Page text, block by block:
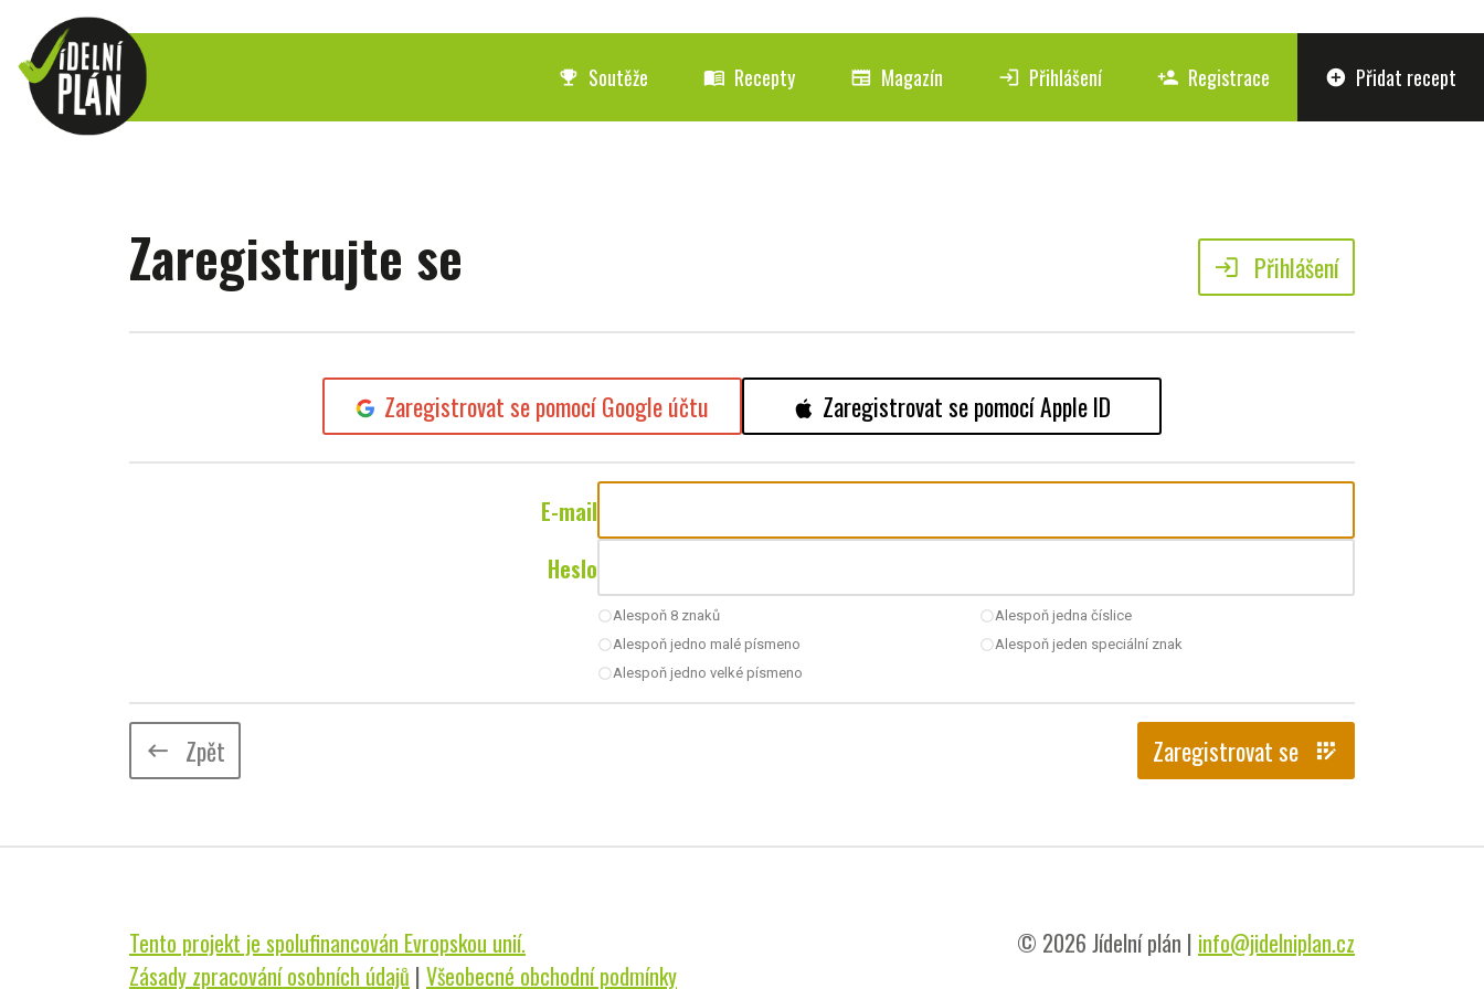
emoji_events Soutěže menu_book Recepty newspaper Magazín login Přihlášení person_add Registrace add_circle Přidat recept
Zaregistrujte se login Přihlášení
Zaregistrovat se pomocí Google účtu Zaregistrovat se pomocí Apple ID
E-mail
Heslo
radio_button_uncheckedAlespoň 8 znaků
radio_button_uncheckedAlespoň jedno malé písmeno
radio_button_uncheckedAlespoň jedno velké písmeno
radio_button_uncheckedAlespoň jedna číslice
radio_button_uncheckedAlespoň jeden speciální znak
keyboard_backspace Zpět Zaregistrovat se app_registration
Tento projekt je spolufinancován Evropskou unií.
Zásady zpracování osobních údajů | Všeobecné obchodní podmínky
© 2026 Jídelní plán | info@jidelniplan.cz